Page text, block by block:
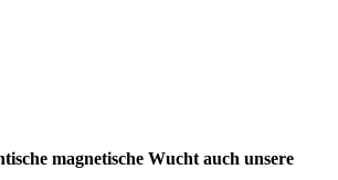
magnetische Wucht auch unsere